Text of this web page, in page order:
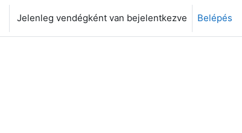
Jelenleg vendégként van bejelentkezve Belépés